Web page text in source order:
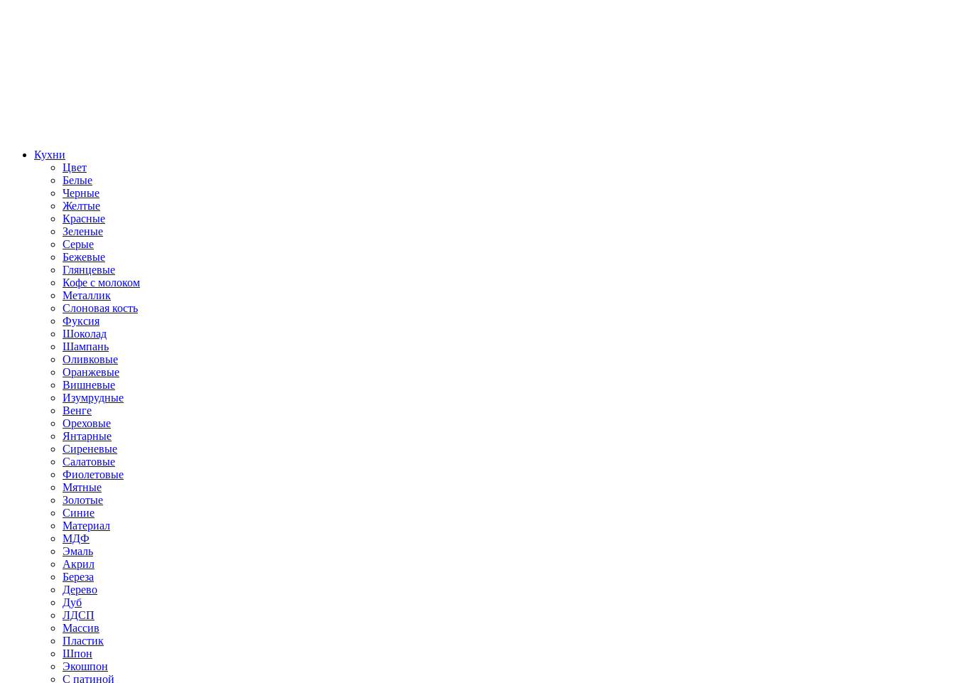
Кухни
Цвет
Белые
Черные
Желтые
Красные
Зеленые
Серые
Бежевые
Глянцевые
Кофе с молоком
Металлик
Слоновая кость
Фуксия
Шоколад
Шампань
Оливковые
Оранжевые
Вишневые
Изумрудные
Венге
Ореховые
Янтарные
Сиреневые
Салатовые
Фиолетовые
Мятные
Золотые
Синие
Материал
МДФ
Эмаль
Акрил
Береза
Дерево
Дуб
ЛДСП
Массив
Пластик
Шпон
Экошпон
С патиной